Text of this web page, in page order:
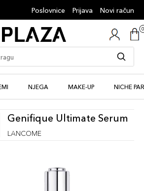
Poslovnice Prijava Novi račun
NJEGA MAKE-UP NICHE
Genifique Ultimate Serum
LANCOME